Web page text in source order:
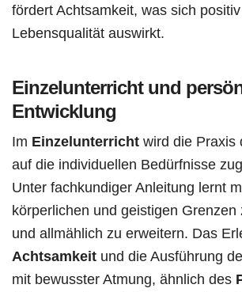
fördert Achtsamkeit, was sich
Lebensqualität auswirkt.
Einzelunterricht und
Entwicklung
Im Einzelunterricht wird die Praxis
auf die individuellen Bedürfnisse
Unter fachkundiger Anleitung lernt
körperlichen und geistigen Grenzen
und allmählich zu erweitern. Das
Achtsamkeit und die Ausführung
mit bewusster Atmung, ähnlich des